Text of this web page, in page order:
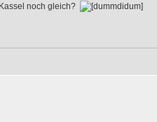
noch gleich?